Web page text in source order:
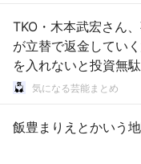
TKO・木本武宏さん
が立替で返金してい
を入れないと投資無
はない」と否定
気になる芸能まとめ
飯豊まりえとかいう